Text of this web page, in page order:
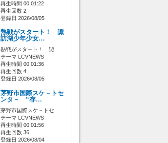
再生時間 00:01:22
再生回数 2
登録日 2026/08/05
熱戦がスタート！ 諏
訪湖少年少女…
熱戦がスタート！ 諏…
テーマ LCVNEWS
再生時間 00:01:36
再生回数 4
登録日 2026/08/05
茅野市国際スケ－トセ
ンタ－ “存…
茅野市国際スケ－トセ…
テーマ LCVNEWS
再生時間 00:01:56
再生回数 36
登録日 2026/08/04